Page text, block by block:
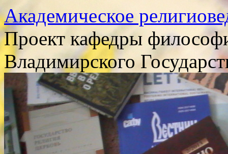
Академическое
Проект кафедры
Владимирского